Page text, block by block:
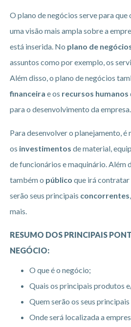
O plano de negócios serve para
uma visão mais ampla sobre a
está inserida. No plano de
assuntos como por exemplo, os
Além disso, o plano de negócios
financeira e os recursos humanos
para o desenvolvimento da empresa.
Para desenvolver o planejamento,
os investimentos de material,
de funcionários e maquinário. Além
também o público que irá contratar
serão seus principais concorrentes
mais.
RESUMO DOS PRINCIPAIS
NEGÓCIO:
O que é o negócio;
Quais os principais produtos
Quem serão os seus
Onde será localizada a